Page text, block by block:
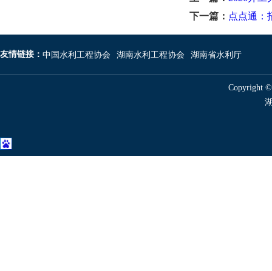
下一篇： 点点通：
友情链接： 中国水利工程协会 湖南水利工程协会 湖南省水利厅
Copyright ©